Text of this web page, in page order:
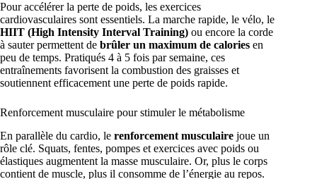
Pour accélérer la perte de poids, les exercices
cardiovasculaires sont essentiels. La marche rapide, le vélo, le
HIIT (High Intensity Interval Training) ou encore la corde
à sauter permettent de brûler un maximum de calories en
peu de temps. Pratiqués 4 à 5 fois par semaine, ces
entraînements favorisent la combustion des graisses et
soutiennent efficacement une perte de poids rapide.
Renforcement musculaire pour stimuler le métabolisme
En parallèle du cardio, le renforcement musculaire joue un
rôle clé. Squats, fentes, pompes et exercices avec poids ou
élastiques augmentent la masse musculaire. Or, plus le corps
contient de muscle, plus il consomme de l’énergie au repos.